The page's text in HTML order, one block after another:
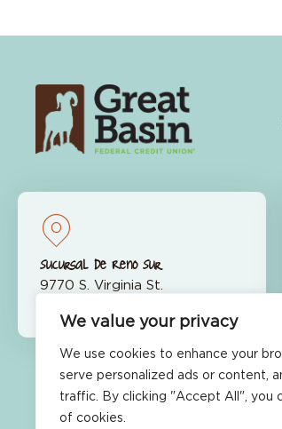
We value your privacy
We use cookies to enhance your
serve personalized ads or content,
traffic. By clicking "Accept All", you
of cookies.
Sucursal de Reno Sur
9770 S. Virginia St.
¿Listo para empezar?